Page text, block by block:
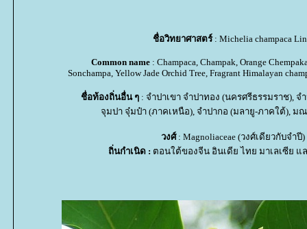
ชื่อวิทยาศาสตร์: Michelia champaca
Common name : Champaca, Champak, Orange
Sonchampa, Yellow Jade Orchid Tree, Fragrant Himalayan
ชื่อท้องถิ่นอื่น ๆ : จำปาเขา จำปาทอง (นครศรีธรรมราช), จ
จุมปา จุ๋มป๋า (ภาคเหนือ), จำปากอ (มลายู-ภาคใต้), ม
วงศ์: Magnoliaceae (วงศ์เดียวกับจำปี)
ถิ่นกำเนิด : ตอนใต้ของจีน อินเดีย ไทย มาเลเซีย